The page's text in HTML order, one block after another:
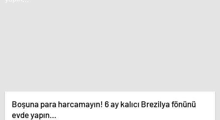
Boşuna para harcamayın! 6 ay kalıcı Brezilya fönünü
evde yapın…